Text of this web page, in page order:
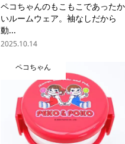
ペコちゃんのもこもこであったか
いルームウェア。袖なしだから
動...
2025.10.14
ペコちゃん